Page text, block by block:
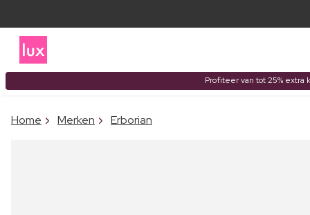
Profiteer van tot 25% extra
Home Merken Erborian